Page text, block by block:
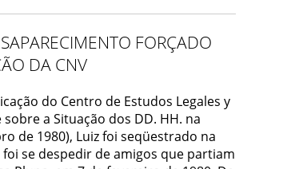
FORÇADO
DA CNV
do Centro de Estudos Legales y
sobre a Situação dos DD. HH. na
de 1980), Luiz foi seqüestrado na
se despedir de amigos que partiam